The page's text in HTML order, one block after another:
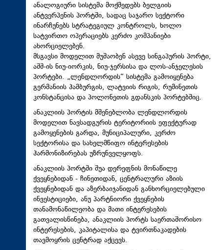
ანალოგიური სისტემა მოქმედებს ბელგიის
ანტვერპენის პორტში, სადაც საჯარო სექტორი
ინარჩუნებს სტრატეგიულ კონტროლს, ხოლო
სატვირთო ოპერაციებს კერძო კომპანიები
ახორციელებენ.
მსგავსი მოდელით მუშაობენ ასევე სინგაპურის პორტი,
აშშ-ის ნიუ-იორკის, ნიუ-ჯერსისა და ლოს-ანჯელესის
პორტები. „ლენდლორდის“ სისტემა გამოიყენება
გერმანიის ჰამბურგის, ლატვიის რიგის, რუმინეთის
კონსტანცისა და პოლონეთის გდანსკის პორტებშიც.
ანაკლიის პორტის მშენებლობა ლენდლორდის
მოდელით ნავსადგურის ტერიტორიის ეფექტურად
გამოყენების გარდა, მუნიციპალური, კერძო
სექტორისა და სახელმწიფო ინტერესების
ჰარმონიზირებას უზრუნველყოფს.
ანაკლიის პორტში შუა დერეფნის მონაწილე
ქვეყნებიდან - ჩინეთიდან, ცენტრალური აზიის
ქვეყნებიდან და აზერბაიჯანიდან განხორციელებული
ინვესტიციები, ანუ პარტნიორი ქვეყნების
თანამონაწილეობა და მათი ინტერესების
გათვალისწინება, ანაკლიის პორტს საერთაშორისო
ინტერესების, კაპიტალისა და ტვირთნაკადების
თავმოყრის ცენტრად აქცევს.